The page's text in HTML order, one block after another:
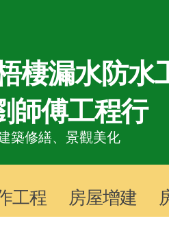
棲漏水防水
師傅工程行
築修繕、景觀美化
工程 房屋增建